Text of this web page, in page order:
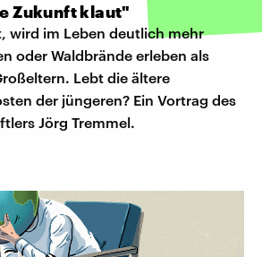
Zukunft klaut"
wird im Leben deutlich mehr
oder Waldbrände erleben als
Lebt die ältere
der jüngeren? Ein Vortrag des
Jörg Tremmel.